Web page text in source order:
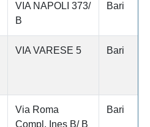
VIA NAPOLI 373/
B
Bari
VIA VARESE 5 Bari
Via Roma
Compl. Ines B/ B
Bari